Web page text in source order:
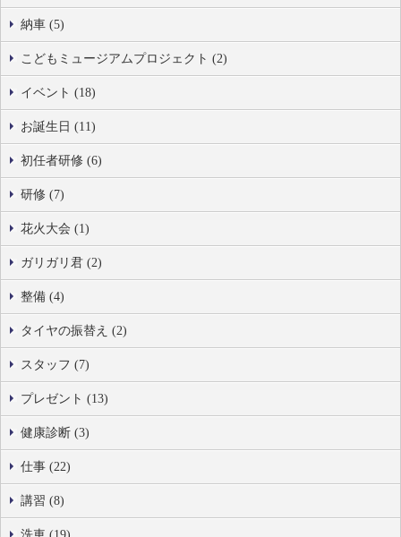
納車 (5)
こどもミュージアムプロジェクト (2)
イベント (18)
お誕生日 (11)
初任者研修 (6)
研修 (7)
花火大会 (1)
ガリガリ君 (2)
整備 (4)
タイヤの振替え (2)
スタッフ (7)
プレゼント (13)
健康診断 (3)
仕事 (22)
講習 (8)